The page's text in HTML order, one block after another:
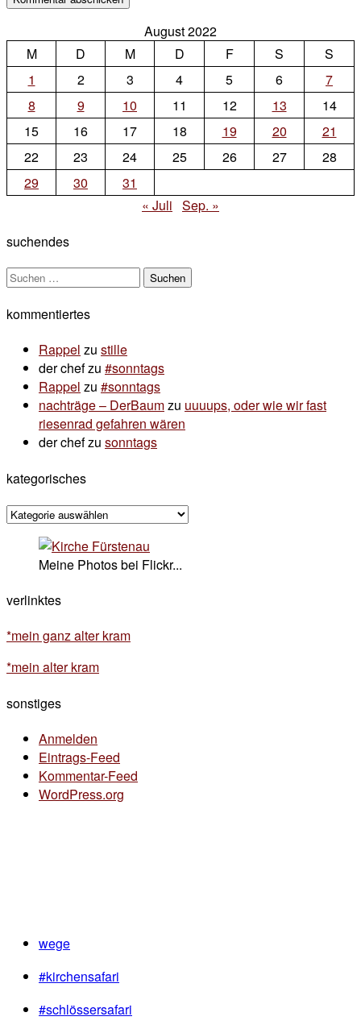
August 2022
M
D M D F S
S
1
2 3 4 5 6
7
8
9 10 11 12 13
14
15
16 17 18 19 20
21
22
23 24 25 26 27
28
29
30
31
« Juli Sep. »
suchendes
Suchen
kommentiertes
Rappel zu stille
der chefzu #sonntags
Rappel zu #sonntags
nachträge – DerBaumzu uuuups, oder wie wir fast
riesenrad gefahren wären
der chefzu sonntags
kategorisches
kategorisches
Meine Photos bei Flickr...
verlinktes
*mein ganz alter kram
*mein alter kram
sonstiges
Anmelden
Eintrags-Feed
Kommentar-Feed
WordPress.org
wege
#kirchensafari
#schlössersafari